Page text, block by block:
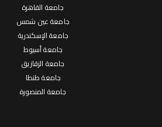
جامعة القاهرة
جامعة عين شمس
جامعة الإسكندرية
جامعة أسيوط
جامعة الزقازيق
جامعة طنطا
جامعة المنصورة